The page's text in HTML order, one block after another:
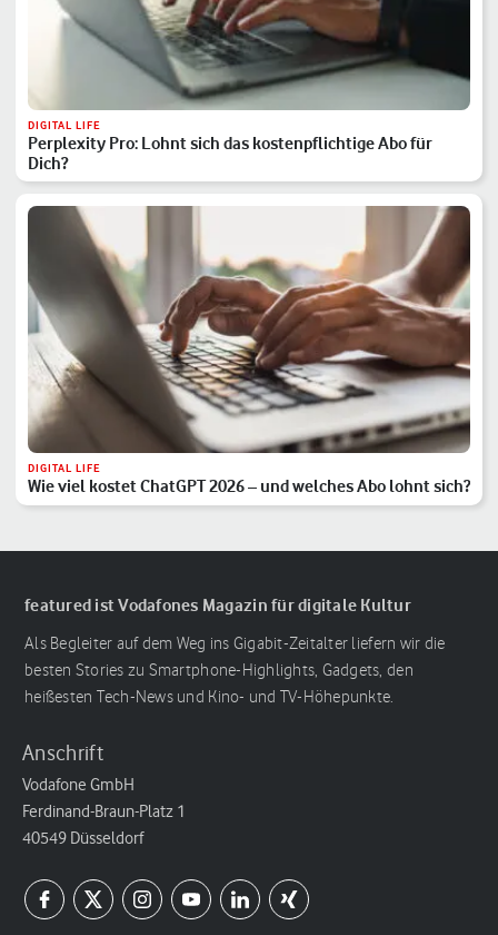
DIGITAL LIFE
Perplexity Pro: Lohnt sich das kostenpflichtige Abo für
Dich?
DIGITAL LIFE
Wie viel kostet ChatGPT 2026 – und welches Abo lohnt sich?
featured ist Vodafones Magazin für digitale Kultur
Als Begleiter auf dem Weg ins Gigabit-Zeitalter liefern wir die
besten Stories zu Smartphone-Highlights, Gadgets, den
heißesten Tech-News und Kino- und TV-Höhepunkte.
Anschrift
Vodafone GmbH
Ferdinand-Braun-Platz 1
40549 Düsseldorf